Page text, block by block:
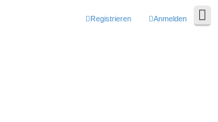
Anmelden
Registrieren